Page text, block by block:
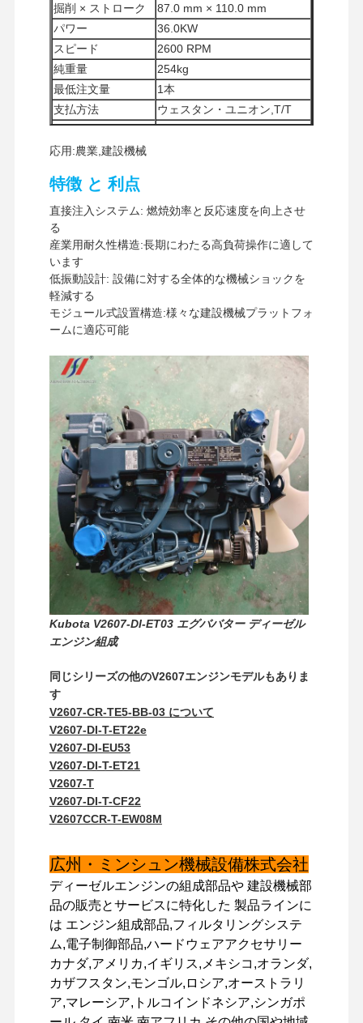
家へ 製品
わたしたち
に つい て
工場 ツアー 品質管理
パーキンズ エンジン
ヤンマーエンジン
クボタエンジン
イスズウエンジン
カミンズエンジン
掘削 × ストローク
87.0 mm × 110.0 mm
パワー
36.0KW
スピード
2600 RPM
純重量
254kg
最低注文量
1本
支払方法
ウェスタン・ユニオン,T/T
UPS / DHL / EMS / TNT / フ
応用:農業,建設機械
特徴 と 利点
直接注入システム: 燃焼効率と反応速度を向上させ
る
産業用耐久性構造:長期にわたる高負荷操作に適して
います
低振動設計: 設備に対する全体的な機械ショックを
軽減する
モジュール式設置構造:様々な建設機械プラットフォ
ームに適応可能
Kubota V2607-DI-ET03 エグババター ディーゼル
エンジン組成
同じシリーズの他のV2607エンジンモデルもありま
す
V2607-CR-TE5-BB-03 について
V2607-DI-T-ET22e
V2607-DI-EU53
V2607-DI-T-ET21
V2607-T
V2607-DI-T-CF22
V2607CCR-T-EW08M
広州・ミンシュン機械設備株式会社
ディーゼルエンジンの組成部品や 建設機械部
品の販売とサービスに特化した 製品ラインに
は エンジン組成部品,フィルタリングシステ
ム,電子制御部品,ハードウェアアクセサリー
カナダ,アメリカ,イギリス,メキシコ,オランダ,
カザフスタン,モンゴル,ロシア,オーストラリ
ア,マレーシア,トルコインドネシア,シンガポ